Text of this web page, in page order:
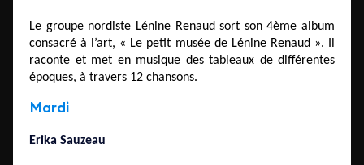
Le groupe nordiste Lénine Renaud sort son 4ème album
consacré à l’art, « Le petit musée de Lénine Renaud ». Il
raconte et met en musique des tableaux de différentes
époques, à travers 12 chansons.
Mardi
Erika Sauzeau